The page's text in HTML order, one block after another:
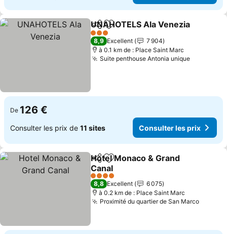
PartagerAjouter à mes favoris
UNAHOTELS Ala Venezia
3 Étoiles
8,9 Excellent
7 904
à 0.1 km de : Place Saint Marc
Suite penthouse Antonia unique
De 126 €
Consulter les prix de 11 sites Consulter les prix
PartagerAjouter à mes favoris
Hotel Monaco & Grand
Canal
Consulter les prix
4 Étoiles
8,8 Excellent
6 075
à 0.2 km de : Place Saint Marc
Proximité du quartier de San Marco